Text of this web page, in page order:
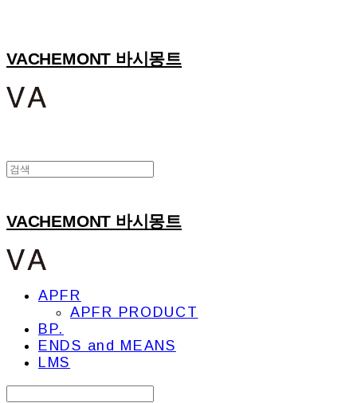
VACHEMONT 바시몽트
VACHEMONT 바시몽트
APFR
APFR PRODUCT
BP.
ENDS and MEANS
LMS